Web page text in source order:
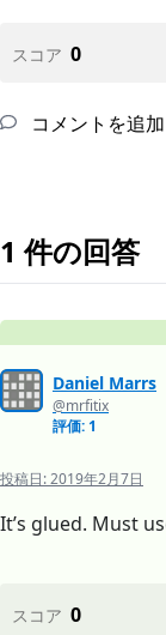
スコア 0
コメントを追加
1 件の回答
Daniel Marrs
@mrfitix
評価: 1
投稿日:2019年2月7日
It’s glued. Must
スコア 0